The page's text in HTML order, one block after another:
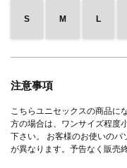
S M L
注意事項
こちらユニセックスの商品に
方の場合は、ワンサイズ程度
下さい。 お客様のお使いのパ
が異なります。予告なく販売